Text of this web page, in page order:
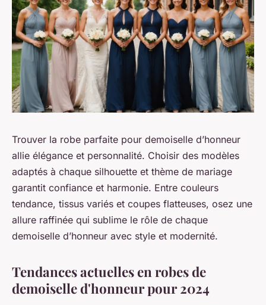
Trouver la robe parfaite pour demoiselle d’honneur
allie élégance et personnalité. Choisir des modèles
adaptés à chaque silhouette et thème de mariage
garantit confiance et harmonie. Entre couleurs
tendance, tissus variés et coupes flatteuses, osez une
allure raffinée qui sublime le rôle de chaque
demoiselle d’honneur avec style et modernité.
Tendances actuelles en robes de
demoiselle d'honneur pour 2024